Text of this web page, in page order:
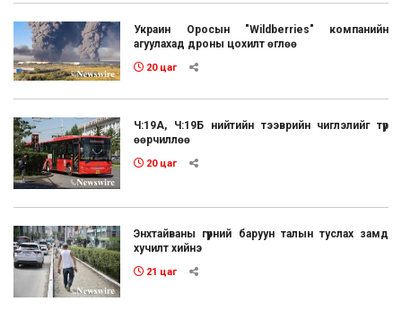
Украин Оросын "Wildberries" компанийн
агуулахад дроны цохилт өглөө
20 цаг
Ч:19А, Ч:19Б нийтийн тээврийн чиглэлийг түр
өөрчиллөө
20 цаг
Энхтайваны гүүрний баруун талын туслах замд
хучилт хийнэ
21 цаг